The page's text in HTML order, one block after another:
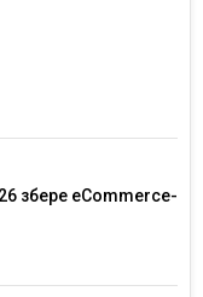
збере eCommerce-